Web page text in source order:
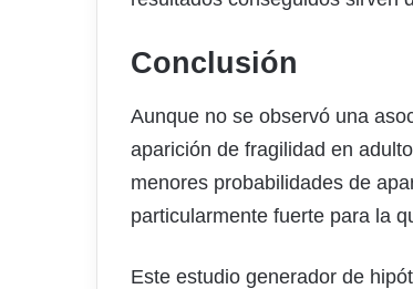
Conclusión
Aunque no se observó una
aparición de fragilidad en
menores probabilidades de
particularmente fuerte para la
Este estudio generador de